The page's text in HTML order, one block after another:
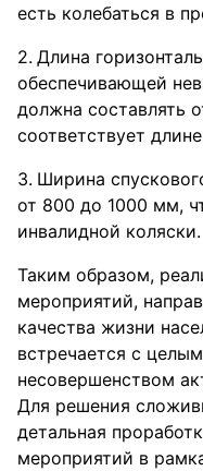
есть колебаться в
Длина
обеспечивающей
должна составлять
соответствует
Ширина
от 800 до 1000 мм,
инвалидной коляски.
Таким образом,
мероприятий,
качества жизни
встречается с
несовершенством
Для решения
детальная
мероприятий в